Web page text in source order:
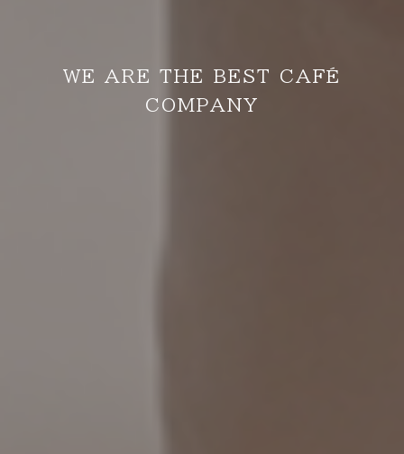
WE ARE THE BEST CAFÉ
COMPANY